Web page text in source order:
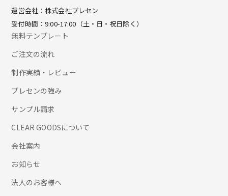
運営会社：株式会社プレセン
受付時間：9:00-17:00（土・日・祝日除く）
無料テンプレート
ご注文の流れ
制作実績・レビュー
プレセンの強み
サンプル請求
CLEAR GOODSについて
会社案内
お知らせ
法人のお客様へ